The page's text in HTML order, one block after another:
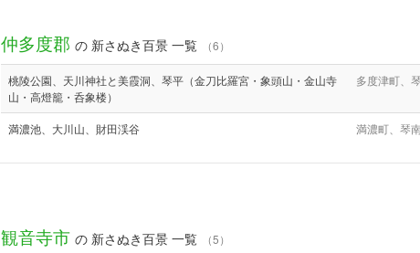
仲多度郡 の 新さぬき百景 一覧 （6）
桃陵公園、天川神社と美霞洞、琴平（金刀比羅宮・象頭山・金山寺
山・高燈籠・呑象楼）
多度津町、
満濃池、大川山、財田渓谷 満濃町、琴
観音寺市 の 新さぬき百景 一覧 （5）